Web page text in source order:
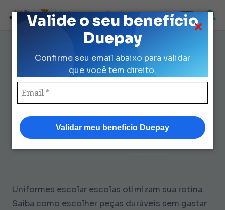
Valide o seu benefício
Duepay
Confirme seu email abaixo para validar
que você tem direito.
Validar meu benefício Duepay
Loja Credenciada para auxilio Uniforme
e Kit Escolar da Prefeitura de São Paulo
Uniformes Escolar Escolas:
Economize R$ 560 ainda Hoje
Uniformes escolar escolas otimizam sua rotina.
Saiba como escolher peças duráveis sem gastar